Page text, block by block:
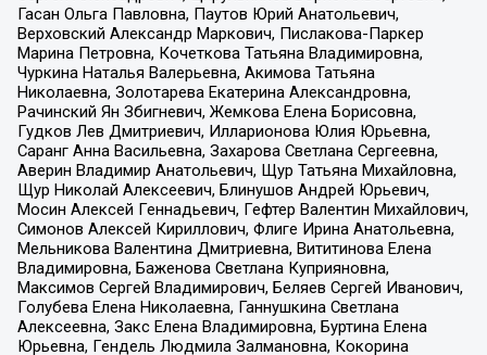
Гасан Ольга Павловна, Паутов Юрий Анатольевич,
Верховский Александр Маркович, Пислакова-Паркер
Марина Петровна, Кочеткова Татьяна Владимировна,
Чуркина Наталья Валерьевна, Акимова Татьяна
Николаевна, Золотарева Екатерина Александровна,
Рачинский Ян Збигневич, Жемкова Елена Борисовна,
Гудков Лев Дмитриевич, Илларионова Юлия Юрьевна,
Саранг Анна Васильевна, Захарова Светлана Сергеевна,
Аверин Владимир Анатольевич, Щур Татьяна Михайловна,
Щур Николай Алексеевич, Блинушов Андрей Юрьевич,
Мосин Алексей Геннадьевич, Гефтер Валентин Михайлович,
Симонов Алексей Кириллович, Флиге Ирина Анатольевна,
Мельникова Валентина Дмитриевна, Вититинова Елена
Владимировна, Баженова Светлана Куприяновна,
Максимов Сергей Владимирович, Беляев Сергей Иванович,
Голубева Елена Николаевна, Ганнушкина Светлана
Алексеевна, Закс Елена Владимировна, Буртина Елена
Юрьевна, Гендель Людмила Залмановна, Кокорина